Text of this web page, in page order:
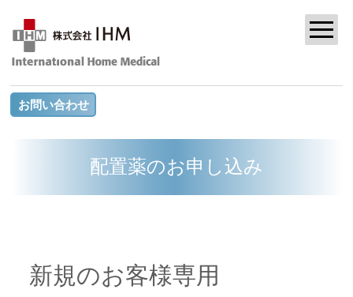
お問い合わせ
配置薬のお申し込み
新規のお客様専用